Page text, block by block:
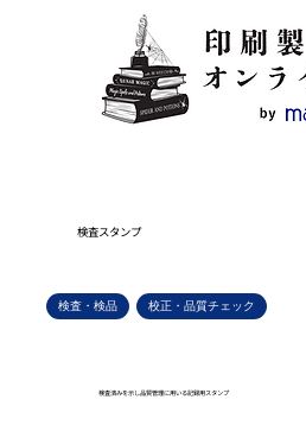
検査スタンプ
検査・検品 校正・品質チェック
検査済みを示し品質管理に用いる記録用スタンプ